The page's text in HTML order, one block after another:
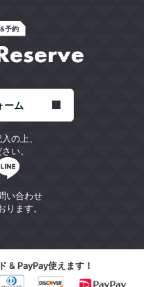
予約
い合わせ
ります。
ーム
の上、
い。
& PayPay使えます！